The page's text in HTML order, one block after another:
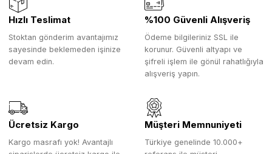
Hızlı Teslimat
Stoktan gönderim avantajımız
sayesinde beklemeden işinize
devam edin.
%100 Güvenli Alışveriş
Ödeme bilgileriniz SSL ile
korunur. Güvenli altyapı ve
şifreli işlem ile gönül rahatlığıyla
alışveriş yapın.
Ücretsiz Kargo
Kargo masrafı yok! Avantajlı
Müşteri Memnuniyeti
Türkiye genelinde 10.000+